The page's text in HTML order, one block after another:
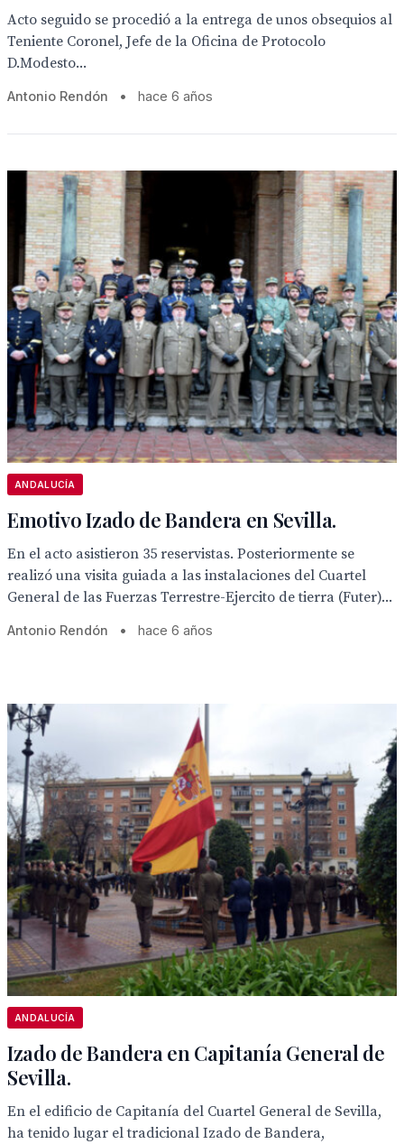
Acto seguido se procedió a la entrega de unos obsequios al
Teniente Coronel, Jefe de la Oficina de Protocolo
D.Modesto...
Antonio Rendón • hace 6 años
ANDALUCÍA
Emotivo Izado de Bandera en Sevilla.
En el acto asistieron 35 reservistas. Posteriormente se
realizó una visita guiada a las instalaciones del Cuartel
General de las Fuerzas Terrestre-Ejercito de tierra (Futer)...
Antonio Rendón • hace 6 años
ANDALUCÍA
Izado de Bandera en Capitanía General de
Sevilla.
En el edificio de Capitanía del Cuartel General de Sevilla,
ha tenido lugar el tradicional Izado de Bandera,